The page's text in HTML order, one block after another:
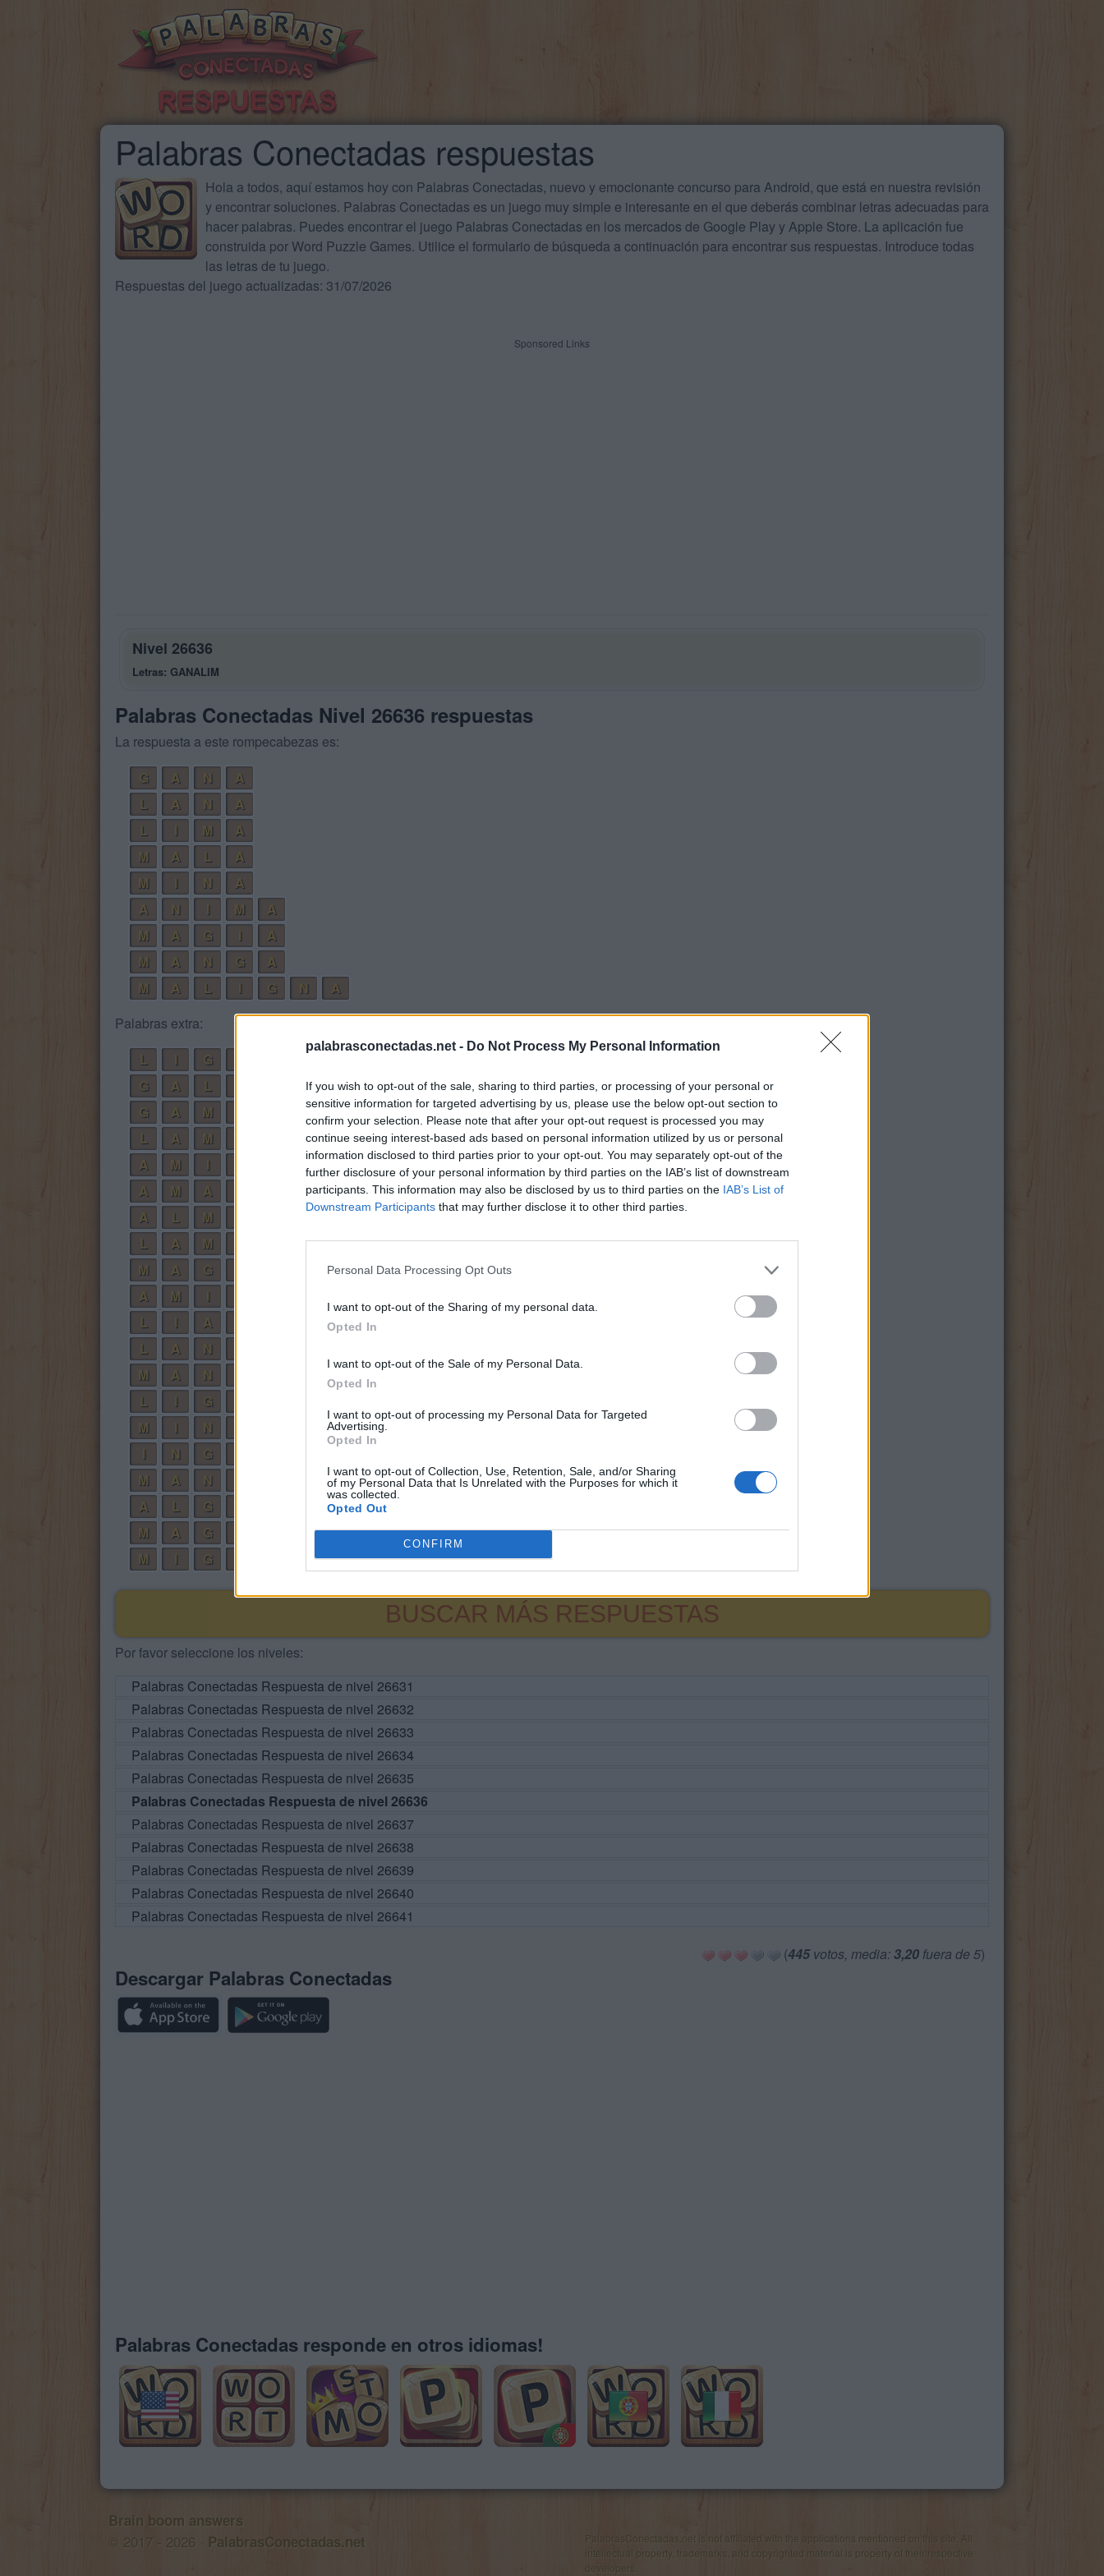
palabrasconectadas.net - Do Not Process My Personal Information
If you wish to opt-out of the sale, sharing to third parties, or processing of your personal or
sensitive information for targeted advertising by us, please use the below opt-out section to
confirm your selection. Please note that after your opt-out request is processed you may
continue seeing interest-based ads based on personal information utilized by us or personal
information disclosed to third parties prior to your opt-out. You may separately opt-out of the
further disclosure of your personal information by third parties on the IAB’s list of downstream
participants. This information may also be disclosed by us to third parties on the IAB’s List of
Downstream Participants that may further disclose it to other third parties.
Personal Data Processing Opt Outs
I want to opt-out of the Sharing of my personal data.
Opted In
I want to opt-out of the Sale of my Personal Data.
Opted In
I want to opt-out of processing my Personal Data for Targeted
Advertising.
Opted In
I want to opt-out of Collection, Use, Retention, Sale, and/or Sharing
of my Personal Data that Is Unrelated with the Purposes for which it
was collected.
Opted Out
CONFIRM
Palabras Conectadas respuestas
Hola a todos, aquí estamos hoy con Palabras Conectadas, nuevo y emocionante concurso para Android, que está en nuestra revisión
y encontrar soluciones. Palabras Conectadas es un juego muy simple e interesante en el que deberás combinar letras adecuadas para
hacer palabras. Puedes encontrar el juego Palabras Conectadas en los mercados de Google Play y Apple Store. La aplicación fue
construida por Word Puzzle Games. Utilice el formulario de búsqueda a continuación para encontrar sus respuestas. Introduce todas
las letras de tu juego.
Respuestas del juego actualizadas: 31/07/2026
Sponsored Links
Nivel 26636
Letras: GANALIM
Palabras Conectadas Nivel 26636 respuestas
La respuesta a este rompecabezas es:
G
A N
A
L
A N
A
L
M
A
M
A L
A
M
N
A
A
N M
A
M
A G I
A
M
A N G
A
M
A L I G N
A
Palabras extra:
L
G
G
A L
G
A M
L
A M
A
M
A
M A
A
L M
L
A M
M
A G
A
M
L
A
L
A N
M
A N
L
G
M
N
N G
M
A N
A
L G
M
A G
M
G
BUSCAR MÁS RESPUESTAS
Por favor seleccione los niveles:
Palabras Conectadas Respuesta de nivel 26631
Palabras Conectadas Respuesta de nivel 26632
Palabras Conectadas Respuesta de nivel 26633
Palabras Conectadas Respuesta de nivel 26634
Palabras Conectadas Respuesta de nivel 26635
Palabras Conectadas Respuesta de nivel 26636
Palabras Conectadas Respuesta de nivel 26637
Palabras Conectadas Respuesta de nivel 26638
Palabras Conectadas Respuesta de nivel 26639
Palabras Conectadas Respuesta de nivel 26640
Palabras Conectadas Respuesta de nivel 26641
(445votos, media: 3,20 fuera de 5)
Descargar Palabras Conectadas
Palabras Conectadas responde en otros idiomas!
Brain boom answers
© 2017 - 2026 · PalabrasConectadas.net
PalabrasConectadas.net is not affiliated with the applications mentioned on this site. All
intellectual property, trademarks, and copyrighted material is property of their respective